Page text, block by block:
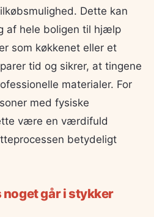
Dette kan
af hele boligen til hjælp
som køkkenet eller et
tid og sikrer, at tingene
materialer. For
med fysiske
være en værdifuld
betydeligt
noget går i stykker